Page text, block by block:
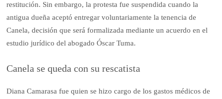
restitución. Sin embargo, la protesta fue suspendida cuando la
antigua dueña aceptó entregar voluntariamente la tenencia de
Canela, decisión que será formalizada mediante un acuerdo en el
estudio jurídico del abogado Óscar Tuma.
Canela se queda con su rescatista
Diana Camarasa fue quien se hizo cargo de los gastos médicos de